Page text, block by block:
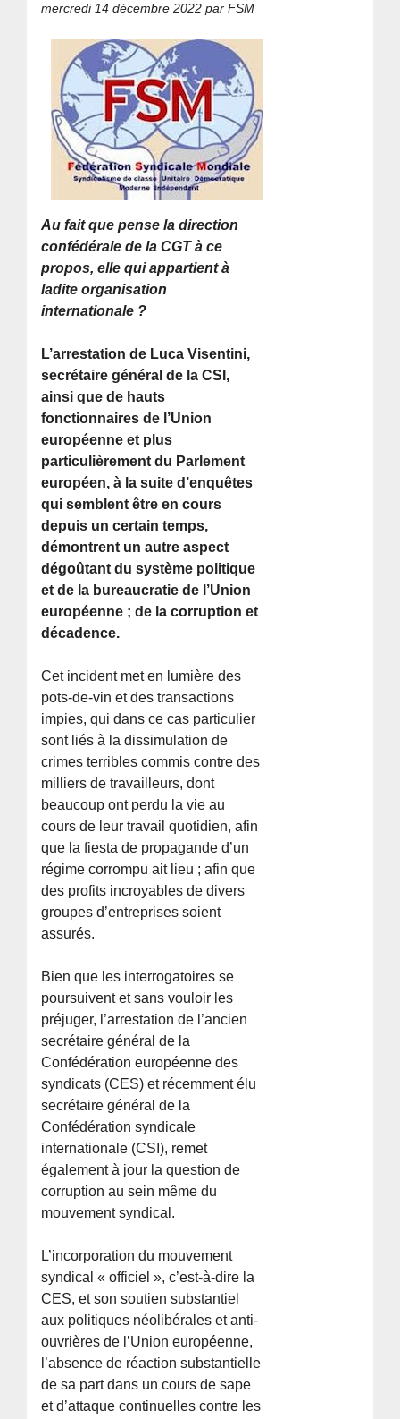
mercredi 14 décembre 2022 par FSM
Au fait que pense la direction
confédérale de la CGT à ce
propos, elle qui appartient à
ladite organisation
internationale ?
L’arrestation de Luca Visentini,
secrétaire général de la CSI,
ainsi que de hauts
fonctionnaires de l’Union
européenne et plus
particulièrement du Parlement
européen, à la suite d’enquêtes
qui semblent être en cours
depuis un certain temps,
démontrent un autre aspect
dégoûtant du système politique
et de la bureaucratie de l’Union
européenne ; de la corruption et
décadence.
Cet incident met en lumière des
pots-de-vin et des transactions
impies, qui dans ce cas particulier
sont liés à la dissimulation de
crimes terribles commis contre des
milliers de travailleurs, dont
beaucoup ont perdu la vie au
cours de leur travail quotidien, afin
que la fiesta de propagande d’un
régime corrompu ait lieu ; afin que
des profits incroyables de divers
groupes d’entreprises soient
assurés.
Bien que les interrogatoires se
poursuivent et sans vouloir les
préjuger, l’arrestation de l’ancien
secrétaire général de la
Confédération européenne des
syndicats (CES) et récemment élu
secrétaire général de la
Confédération syndicale
internationale (CSI), remet
également à jour la question de
corruption au sein même du
mouvement syndical.
L’incorporation du mouvement
syndical « officiel », c’est-à-dire la
CES, et son soutien substantiel
aux politiques néolibérales et anti-
ouvrières de l’Union européenne,
l’absence de réaction substantielle
de sa part dans un cours de sape
et d’attaque continuelles contre les